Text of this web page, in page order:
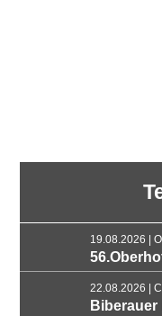
19.08.2026 |
22.08.2026 |